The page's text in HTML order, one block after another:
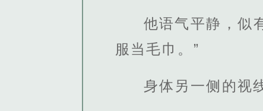
他语气平静，似
服当毛巾。”
身体另一侧的视